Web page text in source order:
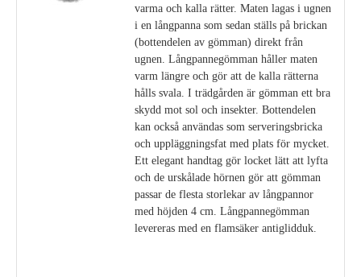
varma och kalla rätter. Maten lagas i ugnen
i en långpanna som sedan ställs på brickan
(bottendelen av gömman) direkt från
ugnen. Långpannegömman håller maten
varm längre och gör att de kalla rätterna
hålls svala. I trädgården är gömman ett bra
skydd mot sol och insekter. Bottendelen
kan också användas som serveringsbricka
och uppläggningsfat med plats för mycket.
Ett elegant handtag gör locket lätt att lyfta
och de urskålade hörnen gör att gömman
passar de flesta storlekar av långpannor
med höjden 4 cm. Långpannegömman
levereras med en flamsäker antiglidduk.